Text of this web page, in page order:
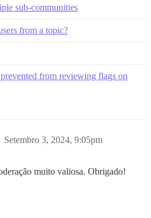
sub-communities
from a topic?
from reviewing flags on
Setembro 3, 2024, 9:05pm
muito valiosa. Obrigado!